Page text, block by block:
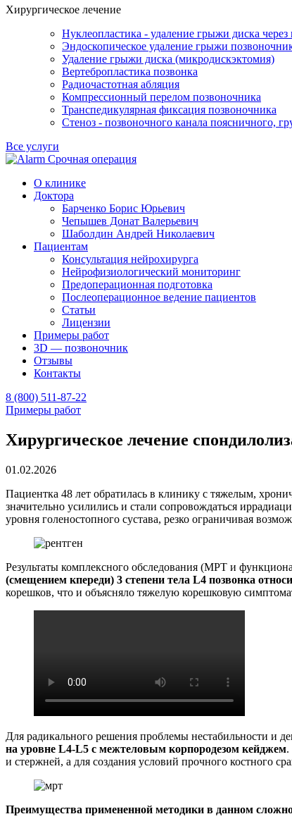
Хирургическое лечение
Нуклеопластика - удаление грыжи диска через
Эндоскопическое удаление грыжи
Удаление грыжи диска (микродискэктомия)
Вертебропластика позвонка
Радиочастотная абляция
Компрессионный перелом позвоночника
Транспедикулярная фиксация позвоночника
Стеноз - позвоночного канала поясничного,
Все услуги
Срочная операция
О клинике
Доктора
Барченко Борис Юрьевич
Чепышев Донат Валерьевич
Шаболдин Андрей Николаевич
Пациентам
Консультация нейрохирурга
Нейрофизиологический мониторинг
Предоперационная подготовка
Послеоперационное ведение пациентов
Статьи
Лицензии
Примеры работ
3D — позвоночник
Отзывы
Контакты
8 (800) 511-87-22
Примеры работ
Хирургическое лечение
01.02.2026
Пациентка 48 лет обратилась в клинику с тяжелым,
значительно усилились и стали сопровождаться
уровня голеностопного сустава, резко ограничивая
Результаты комплексного обследования (МРТ и
(смещением кпереди) 3 степени тела L4 позвонка
корешков, что и объясняло тяжелую корешковую
Для радикального решения проблемы нестабильности и
на уровне L4-L5 с межтеловым корпородезом кейджем.
и стержней, а для создания условий прочного костного
Преимущества примененной методики в данном